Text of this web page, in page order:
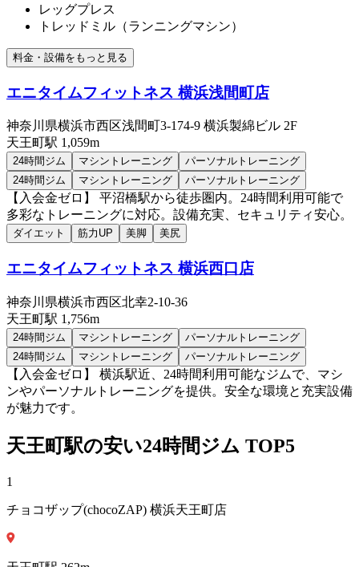
レッグプレス
トレッドミル（ランニングマシン）
料金・設備をもっと見る
エニタイムフィットネス 横浜浅間町店
神奈川県横浜市西区浅間町3-174-9 横浜製綿ビル 2F
天王町駅 1,059m
24時間ジム マシントレーニング
パーソナルトレーニング
24時間ジム
マシントレーニング パーソナルトレーニング
【入会金ゼロ】 平沼橋駅から徒歩圏内。24時間利用可能で
多彩なトレーニングに対応。設備充実、セキュリティ安心。
ダイエット 筋力UP 美脚 美尻
エニタイムフィットネス 横浜西口店
神奈川県横浜市西区北幸2-10-36
天王町駅 1,756m
24時間ジム マシントレーニング
パーソナルトレーニング
24時間ジム
マシントレーニング パーソナルトレーニング
【入会金ゼロ】 横浜駅近、24時間利用可能なジムで、マシ
ンやパーソナルトレーニングを提供。安全な環境と充実設備
が魅力です。
天王町駅の安い24時間ジム TOP5
1
チョコザップ(chocoZAP) 横浜天王町店